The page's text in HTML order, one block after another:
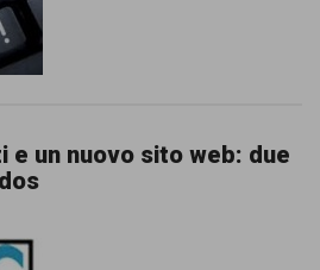
e un nuovo sito web: due